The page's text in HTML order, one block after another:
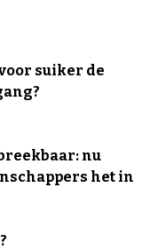
suiker de
nu
het in